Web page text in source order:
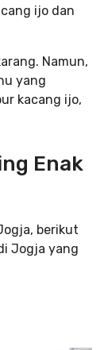
ijo dan
Namun,
yang
kacang ijo,
Enak
berikut
Jogja yang